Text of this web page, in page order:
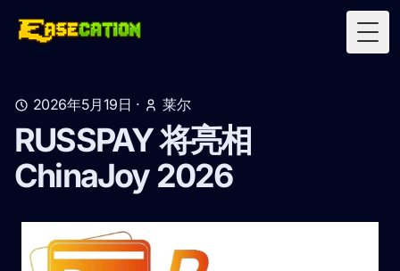
2026年5月19日 · 莱尔
RUSSPAY 将亮相
ChinaJoy 2026